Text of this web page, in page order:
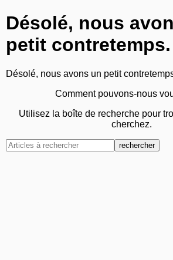
Désolé, nous
petit contretemps.
Désolé, nous avons un petit
Comment pouvons-nous
Utilisez la boîte de recherche pour
cherchez.
rechercher